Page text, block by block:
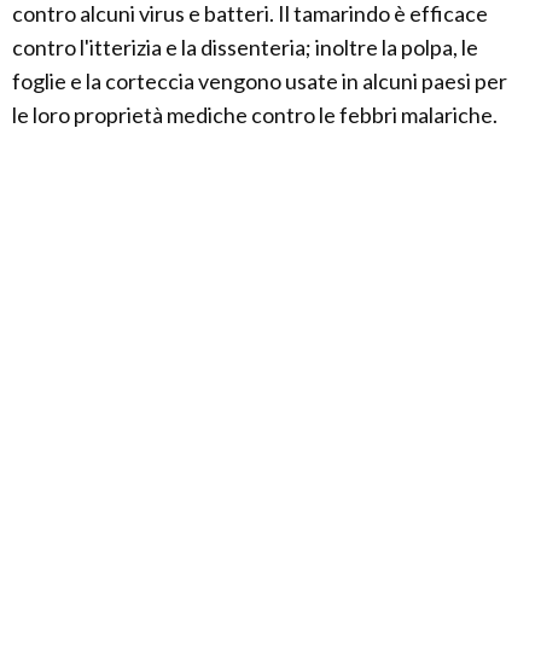
contro alcuni virus e batteri. Il tamarindo è efficace
contro l'itterizia e la dissenteria; inoltre la polpa, le
foglie e la corteccia vengono usate in alcuni paesi per
le loro proprietà mediche contro le febbri malariche.